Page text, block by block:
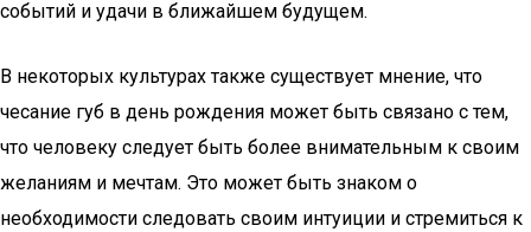
событий и удачи в ближайшем будущем.
В некоторых культурах также существует мнение, что
чесание губ в день рождения может быть связано с тем,
что человеку следует быть более внимательным к своим
желаниям и мечтам. Это может быть знаком о
необходимости следовать своим интуиции и стремиться к